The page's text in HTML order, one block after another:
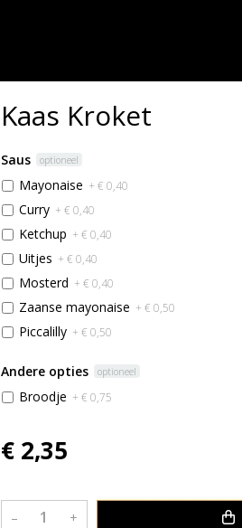
Kaas Kroket
Saus optioneel
Mayonaise + € 0,40
Curry + € 0,40
Ketchup + € 0,40
Uitjes + € 0,40
Mosterd + € 0,40
Zaanse mayonaise + € 0,50
Piccalilly + € 0,50
Andere opties optioneel
Broodje + € 0,75
€ 2,35
– +